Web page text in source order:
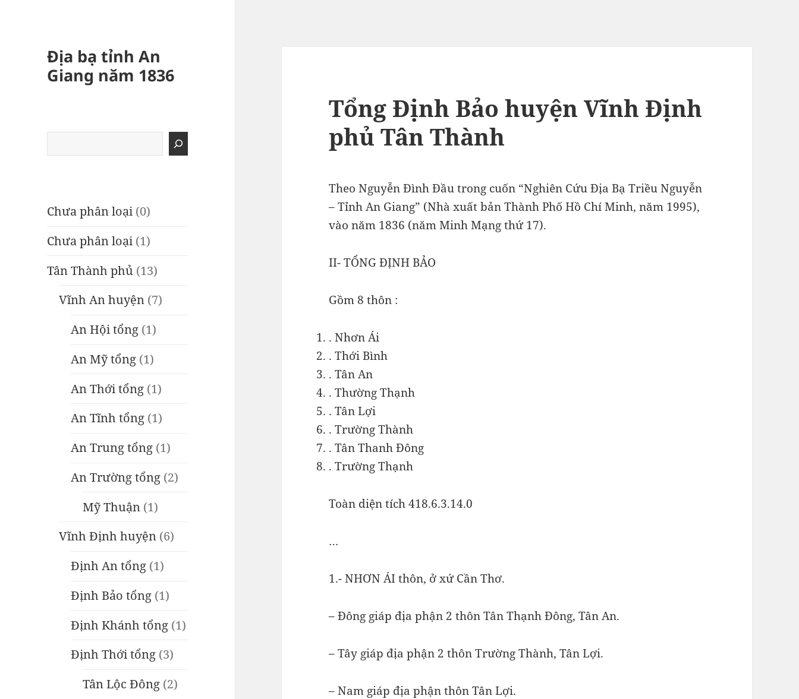
Địa bạ tỉnh An
Giang năm 1836
kiếm
Chưa phân loại(0)
Chưa phân loại(1)
Tân Thành phủ (13)
Vĩnh An huyện (7)
An Hội tổng (1)
An Mỹ tổng (1)
An Thới tổng (1)
An Tĩnh tổng (1)
An Trung tổng (1)
An Trường tổng (2)
Mỹ Thuận (1)
Vĩnh Định huyện (6)
Định An tổng (1)
Định Bảo tổng (1)
Định Khánh tổng (1)
Định Thới tổng (3)
Tân Lộc Đông (2)
Tổng Định Bảo huyện Vĩnh Định
phủ Tân Thành
Theo Nguyễn Đình Đầu trong cuốn “Nghiên Cứu Địa Bạ Triều Nguyễn
– Tỉnh An Giang” (Nhà xuất bản Thành Phố Hồ Chí Minh, năm 1995),
vào năm 1836 (năm Minh Mạng thứ 17).
II- TỔNG ĐỊNH BẢO
Gồm 8 thôn :
. Nhơn Ái
. Thới Bình
. Tân An
. Thường Thạnh
. Tân Lợi
. Trường Thành
. Tân Thanh Đông
. Trường Thạnh
Toàn diện tích 418.6.3.14.0
…
1.- NHƠN ÁI thôn, ở xứ Cần Thơ.
– Đông giáp địa phận 2 thôn Tân Thạnh Đông, Tân An.
– Tây giáp địa phận 2 thôn Trường Thành, Tân Lợi.
– Nam giáp địa phận thôn Tân Lợi.